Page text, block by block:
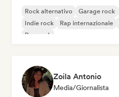
Rock alternativo Garage rock
Indie rock
Rap internazionale
Pop rock
Zoila Antonio
Media/Giornalista